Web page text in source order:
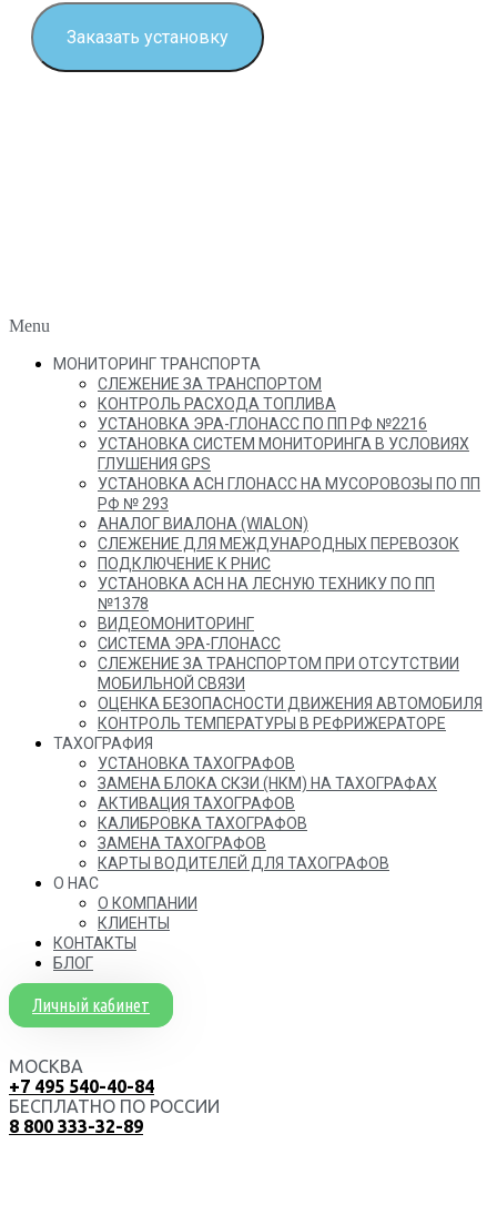
Заказать установку
Menu
МОНИТОРИНГ ТРАНСПОРТА
СЛЕЖЕНИЕ ЗА ТРАНСПОРТОМ
КОНТРОЛЬ РАСХОДА ТОПЛИВА
УСТАНОВКА ЭРА-ГЛОНАСС ПО ПП РФ №2216
УСТАНОВКА СИСТЕМ МОНИТОРИНГА В УСЛОВИЯХ
ГЛУШЕНИЯ GPS
УСТАНОВКА АСН ГЛОНАСС НА МУСОРОВОЗЫ ПО ПП
РФ № 293
АНАЛОГ ВИАЛОНА (WIALON)
СЛЕЖЕНИЕ ДЛЯ МЕЖДУНАРОДНЫХ ПЕРЕВОЗОК
ПОДКЛЮЧЕНИЕ К РНИС
УСТАНОВКА АСН НА ЛЕСНУЮ ТЕХНИКУ ПО ПП
№1378
ВИДЕОМОНИТОРИНГ
СИСТЕМА ЭРА-ГЛОНАСС
СЛЕЖЕНИЕ ЗА ТРАНСПОРТОМ ПРИ ОТСУТСТВИИ
МОБИЛЬНОЙ СВЯЗИ
ОЦЕНКА БЕЗОПАСНОСТИ ДВИЖЕНИЯ АВТОМОБИЛЯ
КОНТРОЛЬ ТЕМПЕРАТУРЫ В РЕФРИЖЕРАТОРЕ
ТАХОГРАФИЯ
УСТАНОВКА ТАХОГРАФОВ
ЗАМЕНА БЛОКА СКЗИ (НКМ) НА ТАХОГРАФАХ
АКТИВАЦИЯ ТАХОГРАФОВ
КАЛИБРОВКА ТАХОГРАФОВ
ЗАМЕНА ТАХОГРАФОВ
КАРТЫ ВОДИТЕЛЕЙ ДЛЯ ТАХОГРАФОВ
О НАС
О КОМПАНИИ
КЛИЕНТЫ
КОНТАКТЫ
БЛОГ
Личный кабинет
МОСКВА
+7 495 540-40-84
БЕСПЛАТНО ПО РОССИИ
8 800 333-32-89